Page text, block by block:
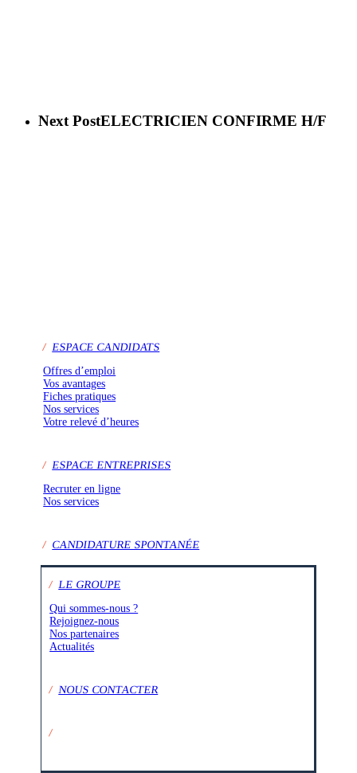
Next PostELECTRICIEN CONFIRME H/F
/ ESPACE CANDIDATS
Offres d’emploi
Vos avantages
Fiches pratiques
Nos services
Votre relevé d’heures
/ ESPACE ENTREPRISES
Recruter en ligne
Nos services
/ CANDIDATURE SPONTANÉE
/ LE GROUPE
Qui sommes-nous ?
Rejoignez-nous
Nos partenaires
Actualités
/NOUS CONTACTER
/